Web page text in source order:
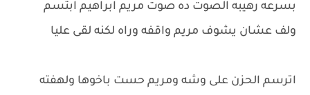
بسرعه رهيبه الصوت ده صوت مريم ابراهيم ابتسم
ولف عشان يشوف مريم واقفه وراه لكنه لقى عليا
اترسم الحزن على وشه ومريم حست باخوها ولهفته